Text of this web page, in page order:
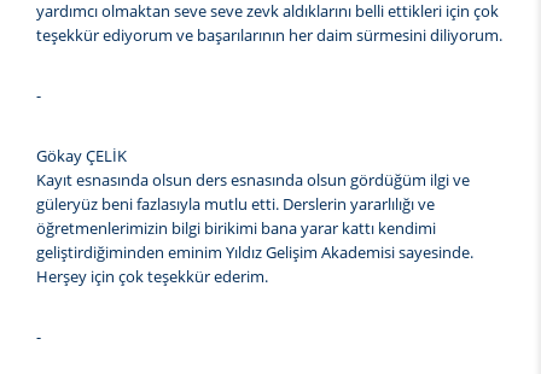
yardımcı olmaktan seve seve zevk aldıklarını belli ettikleri için çok
teşekkür ediyorum ve başarılarının her daim sürmesini diliyorum.
-
Gökay ÇELİK
Kayıt esnasında olsun ders esnasında olsun gördüğüm ilgi ve
güleryüz beni fazlasıyla mutlu etti. Derslerin yararlılığı ve
öğretmenlerimizin bilgi birikimi bana yarar kattı kendimi
geliştirdiğiminden eminim Yıldız Gelişim Akademisi sayesinde.
Herşey için çok teşekkür ederim.
-